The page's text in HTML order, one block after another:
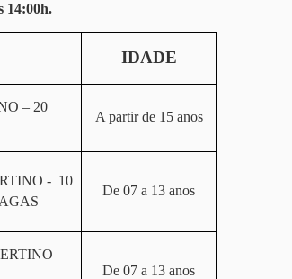
14:00h.
IDADE
– 20
A partir de 15 anos
- 10
De 07 a 13 anos
–
De 07 a 13 anos